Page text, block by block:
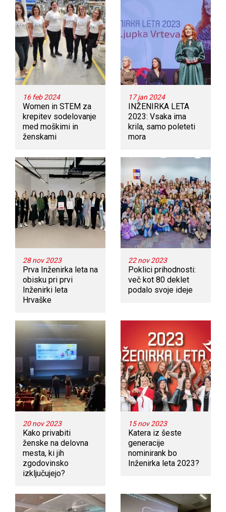
16 feb 2024
Women in STEM za
krepitev sodelovanje
med moškimi in
ženskami
17 jan 2024
INŽENIRKA LETA
2023: Vsaka ima
krila, samo poleteti
mora
28 nov 2023
Prva Inženirka leta na
obisku pri prvi
Inženirki leta
Hrvaške
22 nov 2023
Poklici prihodnosti:
več kot 80 deklet
podalo svoje ideje
20 nov 2023
Kako privabiti
ženske na delovna
mesta, ki jih
zgodovinsko
izključujejo?
15 nov 2023
Katera iz šeste
generacije
nominirank bo
Inženirka leta 2023?